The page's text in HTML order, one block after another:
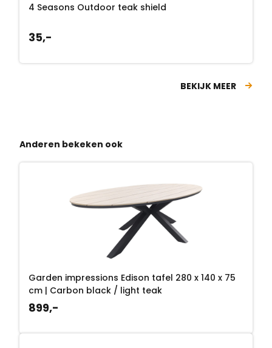
4 Seasons Outdoor teak shield
35,-
BEKIJK MEER
Anderen bekeken ook
Garden impressions Edison tafel 280 x 140 x 75
cm | Carbon black / light teak
899,-